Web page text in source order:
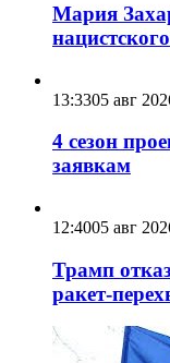
Мария
13:3305 авг
4 сезон
заявкам
12:4005 авг
Трамп
ракет-